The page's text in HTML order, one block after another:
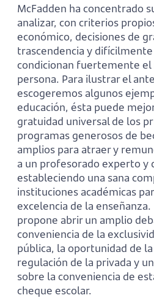
McFadden ha concentrado
analizar, con criterios
económico, decisiones de
trascendencia y
condicionan fuertemente el
persona. Para ilustrar el
escogeremos algunos
educación, ésta puede
gratuidad universal de los
programas generosos de
amplios para atraer y
a un profesorado experto y
estableciendo una sana
instituciones académicas
excelencia de la
propone abrir un amplio
conveniencia de la
pública, la oportunidad de
regulación de la privada y
sobre la conveniencia de
cheque escolar.